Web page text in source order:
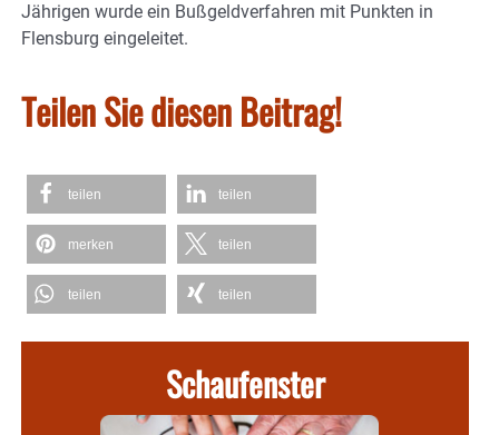
Jährigen wurde ein Bußgeldverfahren mit Punkten in
Flensburg eingeleitet.
Teilen Sie diesen Beitrag!
teilen teilen
merken teilen
teilen teilen
Schaufenster